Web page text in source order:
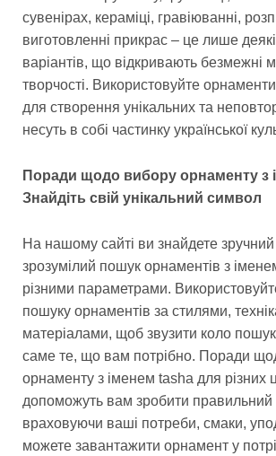
сувенірах, кераміці, гравіюванні,
виготовленні прикрас – це лише
варіантів, що відкривають безмежні
творчості. Використовуйте
для створення унікальних та
несуть в собі частинку української
Поради щодо вибору орнаменту з
Знайдіть свій унікальний символ
На нашому сайті ви знайдете зручний
зрозумілий пошук орнаментів з
різними параметрами.
пошуку орнаментів за стилями,
матеріалами, щоб звузити коло
саме те, що вам потрібно. Поради
орнаменту з іменем tasha для різних
допоможуть вам зробити правильний
враховуючи ваші потреби, смаки,
можете завантажити орнамент у